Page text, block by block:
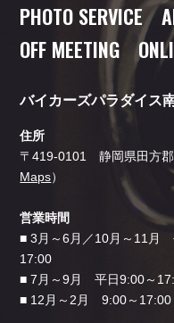
PHOTO SERVICE
OFF MEETING
バイカーズパラダイス
住所
〒419-0101 静岡県田方
Maps）
営業時間
■ 3月～6月／10月～11月
17:00
■ 7月～9月 平日9:00～
■ 12月～2月 9:00～17:00